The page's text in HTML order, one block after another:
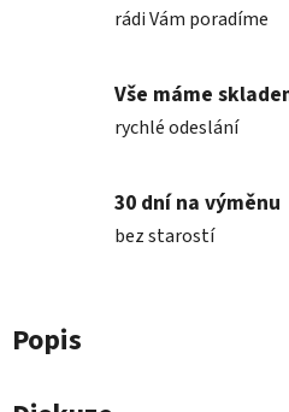
rádi Vám poradíme
Vše máme
rychlé odeslání
30 dní na výměnu
bez starostí
Popis